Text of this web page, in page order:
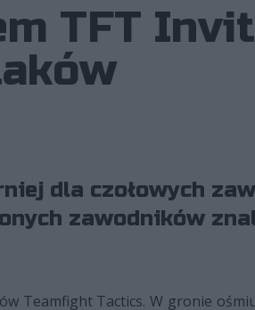
TFT
dla czołowych
zawodników
Teamfight Tactics. W gronie